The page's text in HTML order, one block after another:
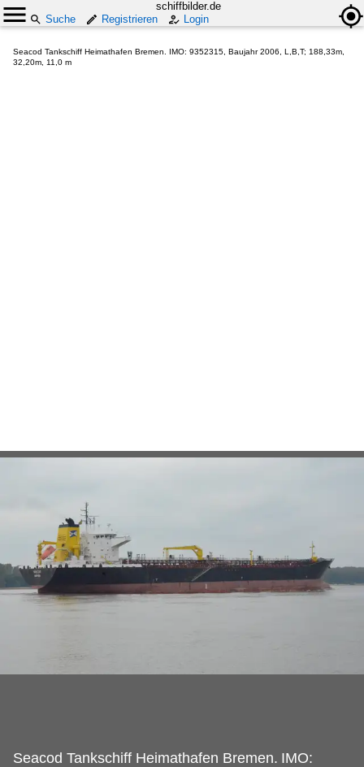
schiffbilder.de
Suche
Registrieren Login
Seacod Tankschiff Heimathafen Bremen. IMO: 9352315, Baujahr 2006, L,B,T; 188,33m,
32,20m, 11,0 m
Seacod Tankschiff Heimathafen Bremen. IMO: